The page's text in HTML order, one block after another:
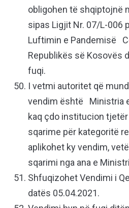
obligohen të shqiptojnë
sipas Ligjit Nr. 07/L-006
Luftimin e Pandemisë
Republikës së Kosovës
fuqi.
I vetmi autoritet që
vendim është Ministria
kaq çdo institucion
sqarime për kategoritë
apli­kohet ky vendim,
sqarimi nga ana e
Shfuqizohet Vendimi i
datës 05.04.2021.